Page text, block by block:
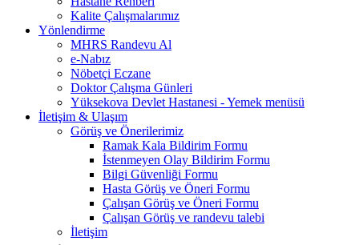
Kalite Çalışmalarımız
Yönlendirme
MHRS Randevu Al
e-Nabız
Nöbetçi Eczane
Doktor Çalışma Günleri
Yüksekova Devlet Hastanesi - Yemek menüsü
İletişim & Ulaşım
Görüş ve Önerilerimiz
Ramak Kala Bildirim Formu
İstenmeyen Olay Bildirim Formu
Bilgi Güvenliği Formu
Hasta Görüş ve Öneri Formu
Çalışan Görüş ve Öneri Formu
Çalışan Görüş ve randevu talebi
İletişim